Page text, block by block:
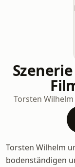
Torsten
Torsten Wilhelm
bodenständigen